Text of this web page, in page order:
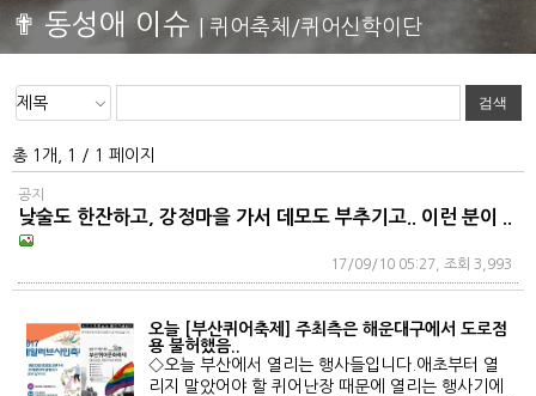
✟ 동성애 이슈 | 퀴어축체/퀴어신학이단
총 1개, 1 / 1 페이지
공지
낮술도 한잔하고, 강정마을 가서 데모도 부추기고.. 이런 분이 ..
17/09/10 05:27, 조회 3,993
오늘 [부산퀴어축제] 주최측은 해운대구에서 도로점
용 불허했음..
◇오늘 부산에서 열리는 행사들입니다.애초부터 열
리지 말았어야 할 퀴어난장 때문에 열리는 행사기에